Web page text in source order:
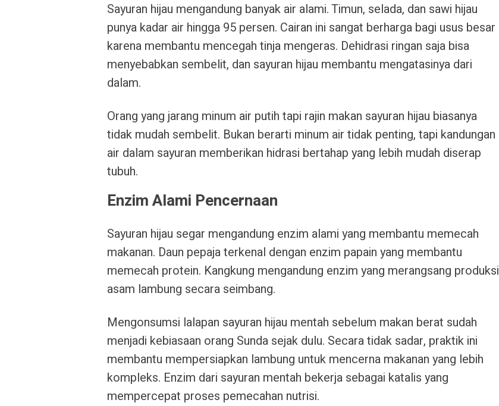
Sayuran hijau mengandung banyak air alami. Timun, selada, dan sawi hijau
punya kadar air hingga 95 persen. Cairan ini sangat berharga bagi usus besar
karena membantu mencegah tinja mengeras. Dehidrasi ringan saja bisa
menyebabkan sembelit, dan sayuran hijau membantu mengatasinya dari
dalam.
Orang yang jarang minum air putih tapi rajin makan sayuran hijau biasanya
tidak mudah sembelit. Bukan berarti minum air tidak penting, tapi kandungan
air dalam sayuran memberikan hidrasi bertahap yang lebih mudah diserap
tubuh.
Enzim Alami Pencernaan
Sayuran hijau segar mengandung enzim alami yang membantu memecah
makanan. Daun pepaja terkenal dengan enzim papain yang membantu
memecah protein. Kangkung mengandung enzim yang merangsang produksi
asam lambung secara seimbang.
Mengonsumsi lalapan sayuran hijau mentah sebelum makan berat sudah
menjadi kebiasaan orang Sunda sejak dulu. Secara tidak sadar, praktik ini
membantu mempersiapkan lambung untuk mencerna makanan yang lebih
kompleks. Enzim dari sayuran mentah bekerja sebagai katalis yang
mempercepat proses pemecahan nutrisi.